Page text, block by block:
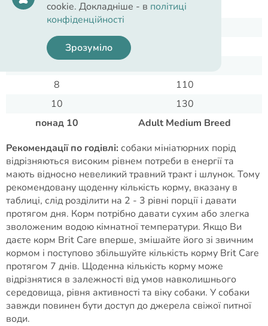
1
30
8
110
10
130
понад 10
Adult Medium Breed
Рекомендації по годівлі: собаки мініатюрних порід
відрізняються високим рівнем потреби в енергії та
мають відносно невеликий травний тракт і шлунок. Тому
рекомендовану щоденну кількість корму, вказану в
таблиці, слід розділити на 2 - 3 рівні порції і давати
протягом дня. Корм потрібно давати сухим або злегка
зволоженим водою кімнатної температури. Якщо Ви
даєте корм Brit Care вперше, змішайте його зі звичним
кормом і поступово збільшуйте кількість корму Brit Care
протягом 7 днів. Щоденна кількість корму може
відрізнятися в залежності від умов навколишнього
середовища, рівня активності та віку собаки. У собаки
завжди повинен бути доступ до джерела свіжої питної
води.
cookie. Докладніше - в політиці
конфіденційності
Зрозуміло